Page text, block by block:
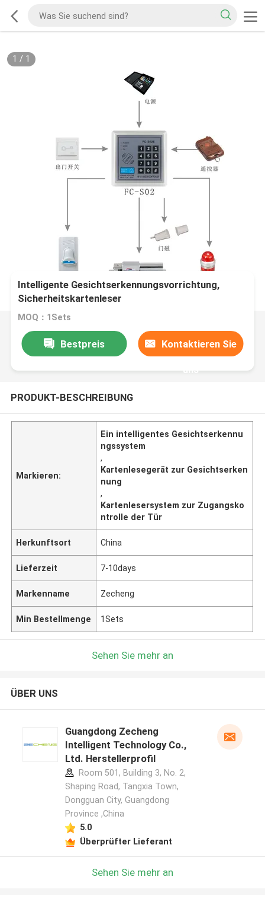
1 / 1
Intelligente Gesichtserkennungsvorrichtung,
Sicherheitskartenleser
Türzugangskontrollsystem
MOQ：1Sets
Bestpreis Kontaktieren Sie
uns
PRODUKT-BESCHREIBUNG
Markieren:
Ein intelligentes Gesichtserkennu
ngssystem
,
Kartenlesegerät zur Gesichtserken
nung
,
Kartenlesersystem zur Zugangsko
ntrolle der Tür
Herkunftsort China
Lieferzeit 7-10days
Markenname Zecheng
Min Bestellmenge 1Sets
Sehen Sie mehr an
ÜBER UNS
Guangdong Zecheng
Intelligent Technology Co.,
Ltd. Herstellerprofil
Room 501, Building 3, No. 2,
Shaping Road, Tangxia Town,
Dongguan City, Guangdong
Province ,China
5.0
Überprüfter Lieferant
Sehen Sie mehr an